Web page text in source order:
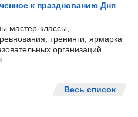
к празднованию Дня
мастер-классы,
тренинги, ярмарка
организаций
Весь список